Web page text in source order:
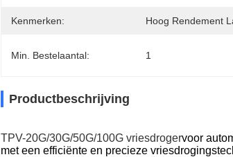
Kenmerken: Hoog Rendement
Min. Bestelaantal: 1
Productbeschrijving
TPV-20G/30G/50G/100G vriesdrogervoor
met een efficiënte en precieze